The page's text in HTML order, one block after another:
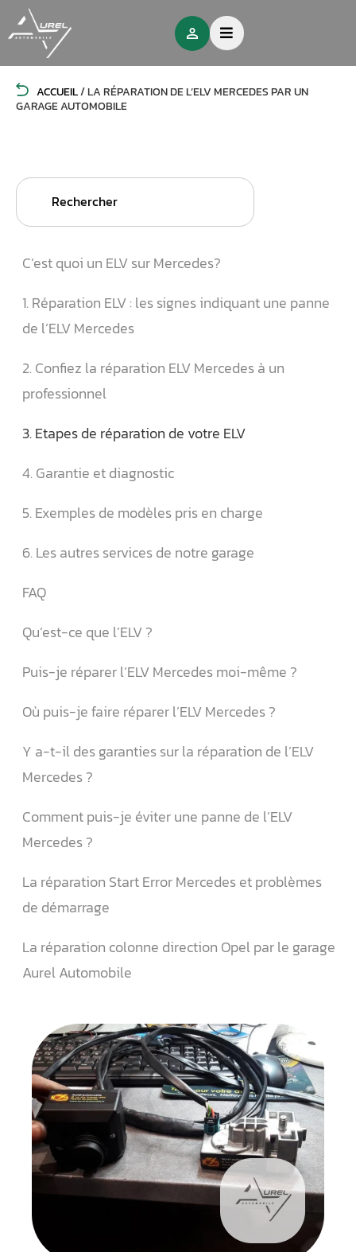
ACCUEIL/LA RÉPARATION DE L’ELV MERCEDES PAR UN
GARAGE AUTOMOBILE
Search
C’est quoi un ELV sur Mercedes?
1. Réparation ELV : les signes indiquant une panne
de l’ELV Mercedes
2. Confiez la réparation ELV Mercedes à un
professionnel
3. Etapes de réparation de votre ELV
4. Garantie et diagnostic
5. Exemples de modèles pris en charge
6. Les autres services de notre garage
FAQ
Qu’est-ce que l’ELV ?
Puis-je réparer l’ELV Mercedes moi-même ?
Où puis-je faire réparer l’ELV Mercedes ?
Y a-t-il des garanties sur la réparation de l’ELV
Mercedes ?
Comment puis-je éviter une panne de l’ELV
Mercedes ?
La réparation Start Error Mercedes et problèmes
de démarrage
La réparation colonne direction Opel par le garage
Aurel Automobile